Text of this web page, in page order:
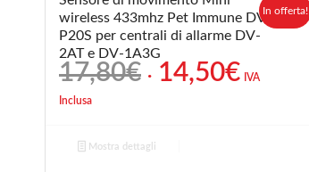
wireless 433mhz Pet Immune DV-
P20S per centrali di allarme DV-
2AT e DV-1A3G
17,80€ Il
prezzo
era:
17,80€.
14,50€IlIVA
Inclusa
In offerta!
Mostra dettagli